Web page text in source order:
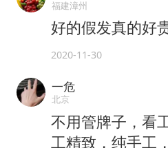
福建漳州
好的假发真的好
2020-11-30
一危
北京
不用管牌子，看
工精致，纯手工